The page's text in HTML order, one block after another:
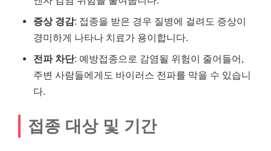
증상 경감: 접종을 받은 경우 질병에 걸려도 증상이
경미하게 나타나 치료가 용이합니다.
전파 차단: 예방접종으로 감염될 위험이 줄어들어,
주변 사람들에게도 바이러스 전파를 막을 수 있습니
다.
접종 대상 및 기간